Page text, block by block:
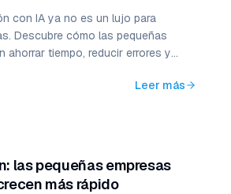
con IA ya no es un lujo para
Descubre cómo las pequeñas
ahorrar tiempo, reducir errores y
Leer más
las pequeñas empresas
más rápido